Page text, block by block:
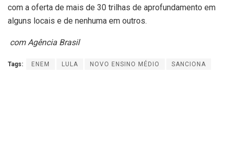
com a oferta de mais de 30 trilhas de aprofundamento em
alguns locais e de nenhuma em outros.
com Agência Brasil
Tags: ENEM LULA NOVO ENSINO MÉDIO SANCIONA